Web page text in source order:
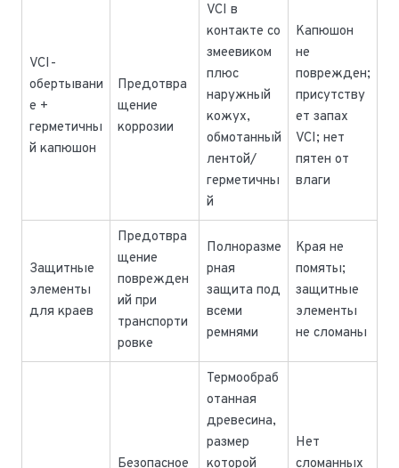
VCI-
обертывани
е +
герметичны
й капюшон
Предотвра
щение
коррозии
VCI в
контакте со
змеевиком
плюс
наружный
кожух,
обмотанный
лентой/
герметичны
й
Капюшон
не
поврежден;
присутству
ет запах
VCI; нет
пятен от
влаги
Защитные
элементы
для краев
Предотвра
щение
поврежден
ий при
транспорти
ровке
Полноразме
рная
защита под
всеми
ремнями
Края не
помяты;
защитные
элементы
не сломаны
Безопасное
Термообраб
отанная
древесина,
размер
которой
Нет
сломанных